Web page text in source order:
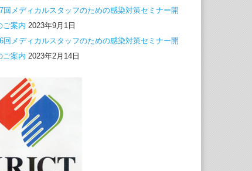
回メディカルスタッフのための感染対策セミナー開
ご案内 2023年9月1日
回メディカルスタッフのための感染対策セミナー開
ご案内 2023年2月14日